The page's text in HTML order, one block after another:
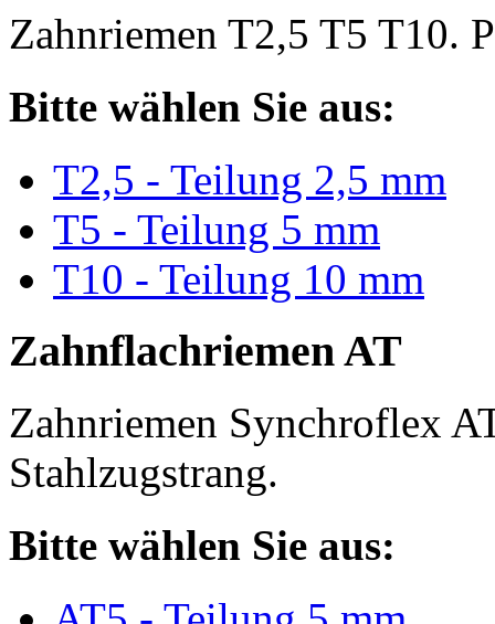
Zahnriemen T2,5 T5 T10.
Bitte wählen Sie aus:
T2,5 - Teilung 2,5 mm
T5 - Teilung 5 mm
T10 - Teilung 10 mm
Zahnflachriemen AT
Zahnriemen Synchroflex
Stahlzugstrang.
Bitte wählen Sie aus: